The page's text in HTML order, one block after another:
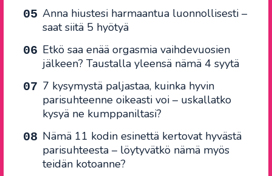
Anna hiustesi harmaantua luonnollisesti –
saat siitä 5 hyötyä
Etkö saa enää orgasmia vaihdevuosien
jälkeen? Taustalla yleensä nämä 4 syytä
7 kysymystä paljastaa, kuinka hyvin
parisuhteenne oikeasti voi – uskallatko
kysyä ne kumppaniltasi?
Nämä 11 kodin esinettä kertovat hyvästä
parisuhteesta – löytyvätkö nämä myös
teidän kotoanne?